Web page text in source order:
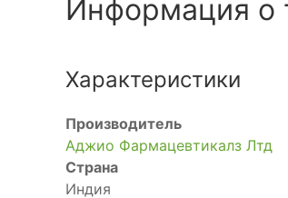
Информация о
Характеристики
Производитель
Аджио Фармацевтикалз Лтд
Страна
Индия